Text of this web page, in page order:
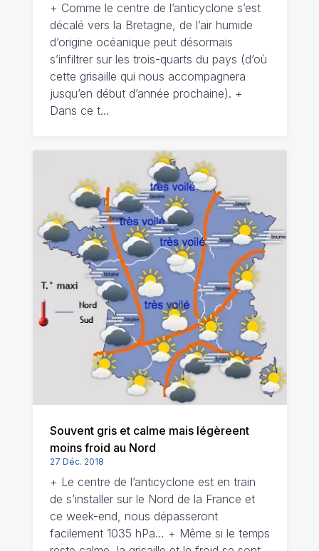
+ Comme le centre de l’anticyclone s’est
décalé vers la Bretagne, de l’air humide
d’origine océanique peut désormais
s’infiltrer sur les trois-quarts du pays (d’où
cette grisaille qui nous accompagnera
jusqu’en début d’année prochaine). +
Dans ce t…
Souvent gris et calme mais légèreent
moins froid au Nord
27 Déc. 2018
+ Le centre de l’anticyclone est en train
de s’installer sur le Nord de la France et
ce week-end, nous dépasseront
facilement 1035 hPa… + Même si le temps